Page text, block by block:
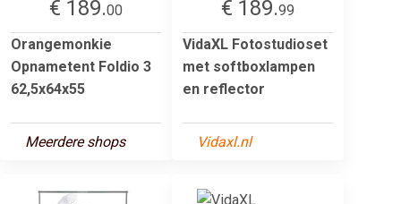
€ 189.00
Orangemonkie
Opnametent Foldio 3
62,5x64x55
Meerdere shops
€ 189.99
VidaXL Fotostudioset
met softboxlampen
en reflector
Vidaxl.nl